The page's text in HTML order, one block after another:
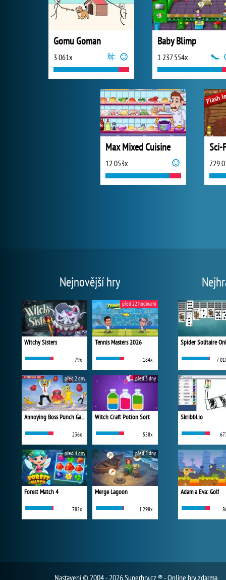
Gomu Goman
3 061x
Baby Blimp
1 237 554x
Max Mixed Cuisine
12 053x
Sci-
729
Nejnovější hry
Witchy Sisters
79x
Tennis Masters 2026
184x
před 22 hodinami
Annoying Boss Punch Game
236x
před 2 dny
Witch Craft Potion Sort
558x
před 3 dny
Forest Match 4
782x
před 4 dny
Merge Lagoon
1 298x
před 5 dny
Spider Solitaire
7
Skribbl.io
Adam a Eva: Golf
Nastavení© 2004 - 2026 Superhry.cz ® - Online hry zdarma